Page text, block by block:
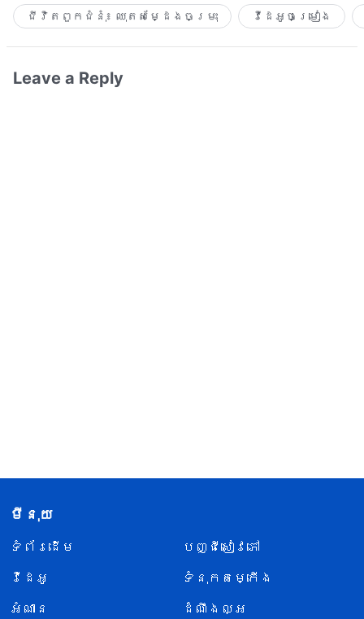
ជីវិតពួកជំនុំ៖ ឈុតសម្ដែងចម្រុះ វីដេអូចម្រៀង​
Leave a Reply
មីនុយ
ទំព័រ​ដើម
បញ្ជីសៀវភៅ
វីដេអូ
ទំនុកតម្កើង
អំណាន
ដំណឹងល្អ